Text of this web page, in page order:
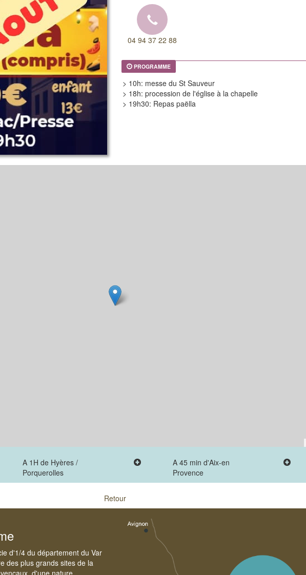
04 94 37 22 88
PROGRAMME
> 10h: messe du St Sauveur
> 18h: procession de l'église à la chapelle
> 19h30: Repas paëlla
A 1H de Hyères /
Porquerolles
A 45 min d'Aix-en
Provence
Retour
d'1/4 du département du Var
des plus grands sites de la
d'une nature